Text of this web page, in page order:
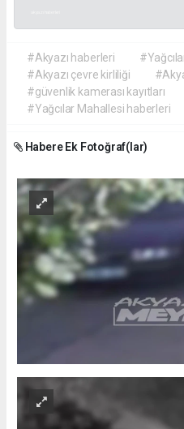
#Akyazı haberleri
#Akyazı çevre kirliliği
#güvenlik kamerası kayıtları
#Yağcılar Mahallesi haberleri
Habere Ek Fotoğraf(lar)